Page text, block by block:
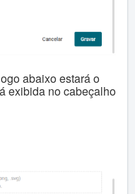
abaixo estará o
exibida no cabeçalho